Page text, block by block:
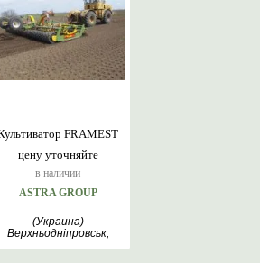
цену уточняйте
в наличии
FRAMEST
ASTRA GROUP
(Украина)
Верхньодніпровськ,